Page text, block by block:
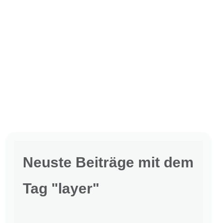
Neuste Beiträge mit dem
Tag "layer"